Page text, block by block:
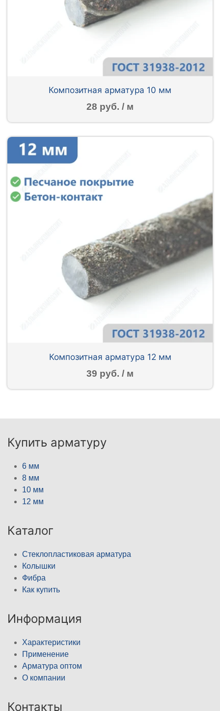
Композитная арматура 10 мм
28 руб. / м
Композитная арматура 12 мм
39 руб. / м
Купить арматуру
6 мм
8 мм
10 мм
12 мм
Каталог
Стеклопластиковая арматура
Колышки
Фибра
Как купить
Информация
Характеристики
Применение
Арматура оптом
О компании
Контакты